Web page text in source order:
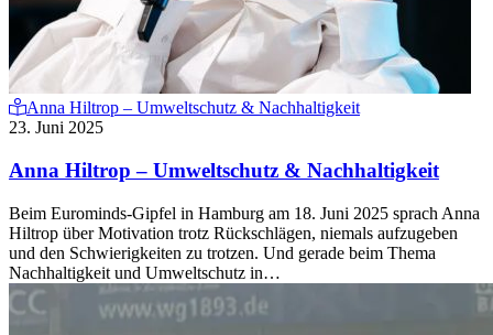
Anna Hiltrop – Umweltschutz & Nachhaltigkeit
23. Juni 2025
Anna Hiltrop – Umweltschutz & Nachhaltigkeit
Beim Eurominds-Gipfel in Hamburg am 18. Juni 2025 sprach Anna
Hiltrop über Motivation trotz Rückschlägen, niemals aufzugeben
und den Schwierigkeiten zu trotzen. Und gerade beim Thema
Nachhaltigkeit und Umweltschutz in…